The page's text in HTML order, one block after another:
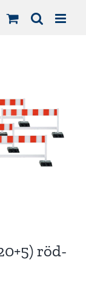
röd-